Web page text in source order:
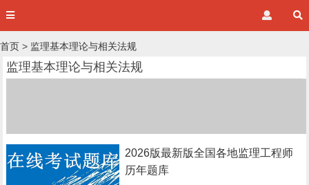
首页 > 监理基本理论与相关法规
监理基本理论与相关法规
2026版最新版全国各地监理工程师
历年题库